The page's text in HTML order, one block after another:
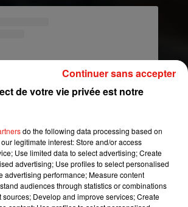
publication sur Instagram
Une publication partagée par Black Country Living Museum (@bclivingmuseum)
de votre vie privée est notre
do the following data processing based on
legitimate interest: Store and/or access
Use limited data to select advertising; Create
advertising; Use profiles to select personalised
advertising performance; Measure content
audiences through statistics or combinations
sources; Develop and improve services; Create
Continuer sans accepter